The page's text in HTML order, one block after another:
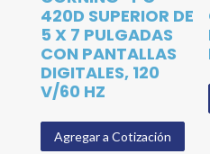
420D SUPERIOR DE
5 X 7 PULGADAS
CON PANTALLAS
DIGITALES, 120
V/60 HZ
Agregar a Cotización